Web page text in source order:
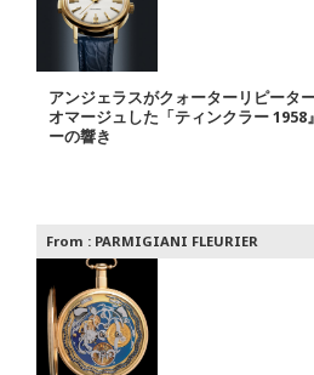
アンジェラスがクォーターリピータ
オマージュした「ティンクラー 1958
ーの響き
From : PARMIGIANI FLEURIER